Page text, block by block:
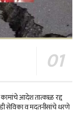
आदेश तात्काळ रद्द
सेविका व मदतनीसांचे धरणे